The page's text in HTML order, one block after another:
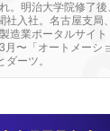
。明治大学院修了
社入社。名古屋支局
造業ポータルサイ
月〜「オートメーシ
ーツ。